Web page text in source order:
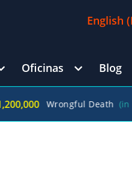
English (
Oficinas Blog
Wrongful Death (in 193 Days)